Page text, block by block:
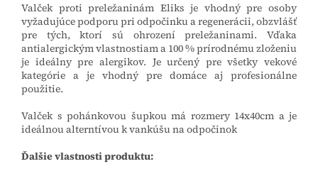
Valček proti preležaninám Eliks je vhodný pre osoby
vyžadujúce podporu pri odpočinku a regenerácii, obzvlášť
pre tých, ktorí sú ohrození preležaninami. Vďaka
antialergickým vlastnostiam a 100 % prírodnému zloženiu
je ideálny pre alergikov. Je určený pre všetky vekové
kategórie a je vhodný pre domáce aj profesionálne
použitie.
Valček s pohánkovou šupkou má rozmery 14x40cm a je
ideálnou alterntívou k vankúšu na odpočinok
Ďalšie vlastnosti produktu: